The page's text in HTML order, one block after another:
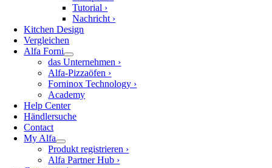
Tutorial ›
Nachricht ›
Kitchen Design
Vergleichen
Alfa Forni
das Unternehmen ›
Alfa-Pizzaöfen ›
Forninox Technology ›
Academy
Help Center
Händlersuche
Contact
My Alfa
Produkt registrieren ›
Alfa Partner Hub ›